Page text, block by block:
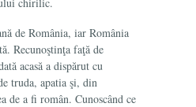
de România, iar România
Recunoştinţa faţă de
acasă a dispărut cu
truda, apatia şi, din
de a fi român. Cunoscând ce